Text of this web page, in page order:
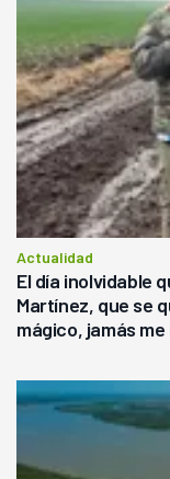
Actualidad
El día inolvidable
Martínez, que se
mágico, jamás